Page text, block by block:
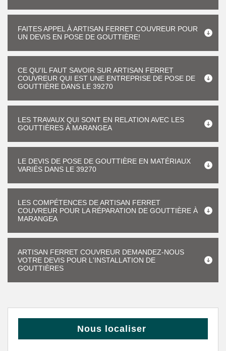
FAITES APPEL À ARTISAN FERRET COUVREUR POUR
UN DEVIS EN POSE DE GOUTTIÈRE!
CE QU'IL FAUT SAVOIR SUR ARTISAN FERRET
COUVREUR QUI EST UNE ENTREPRISE DE POSE DE
GOUTTIÈRE DANS LE 39270
LES TRAVAUX QUI SONT EN RELATION AVEC LES
GOUTTIÈRES À MARANGEA
LE DEVIS DE POSE DE GOUTTIÈRE EN MATÉRIAUX
VARIÉS DANS LE 39270
LES COMPÉTENCES DE ARTISAN FERRET
COUVREUR POUR LA RÉPARATION DE GOUTTIÈRE À
MARANGEA
ARTISAN FERRET COUVREUR DEMANDEZ-NOUS
VOTRE DEVIS POUR L'INSTALLATION DE
GOUTTIÈRES
Nous localiser